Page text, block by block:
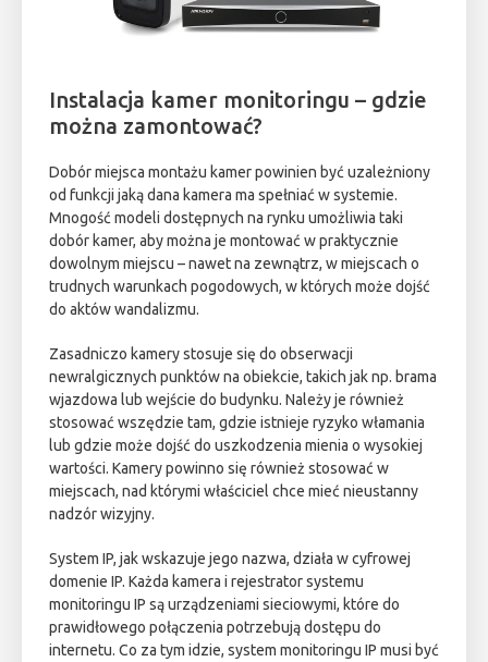
Instalacja kamer monitoringu – gdzie
można zamontować?
Dobór miejsca montażu kamer powinien być uzależniony
od funkcji jaką dana kamera ma spełniać w systemie.
Mnogość modeli dostępnych na rynku umożliwia taki
dobór kamer, aby można je montować w praktycznie
dowolnym miejscu – nawet na zewnątrz, w miejscach o
trudnych warunkach pogodowych, w których może dojść
do aktów wandalizmu.
Zasadniczo kamery stosuje się do obserwacji
newralgicznych punktów na obiekcie, takich jak np. brama
wjazdowa lub wejście do budynku. Należy je również
stosować wszędzie tam, gdzie istnieje ryzyko włamania
lub gdzie może dojść do uszkodzenia mienia o wysokiej
wartości. Kamery powinno się również stosować w
miejscach, nad którymi właściciel chce mieć nieustanny
nadzór wizyjny.
System IP, jak wskazuje jego nazwa, działa w cyfrowej
domenie IP. Każda kamera i rejestrator systemu
monitoringu IP są urządzeniami sieciowymi, które do
prawidłowego połączenia potrzebują dostępu do
internetu. Co za tym idzie, system monitoringu IP musi być